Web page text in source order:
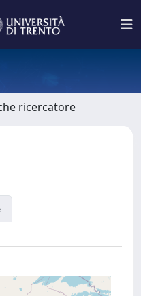
ricercatore